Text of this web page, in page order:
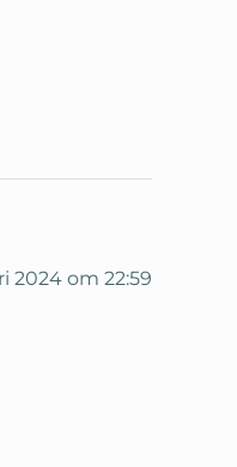
2024 om 22:59